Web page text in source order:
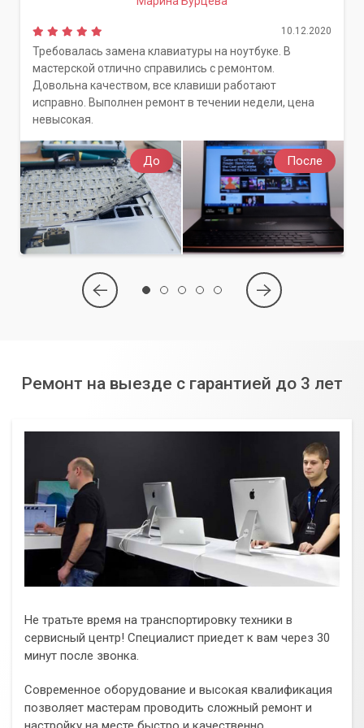
До После
10.12.2020
Требовалась замена клавиатуры на ноутбуке. В
мастерской отлично справились с ремонтом.
Довольна качеством, все клавиши работают
исправно. Выполнен ремонт в течении недели, цена
невысокая.
Ремонт на выезде с гарантией до 3 лет
Не тратьте время на транспортировку техники в
сервисный центр! Специалист приедет к вам через 30
минут после звонка.
Современное оборудование и высокая квалификация
позволяет мастерам проводить сложный ремонт и